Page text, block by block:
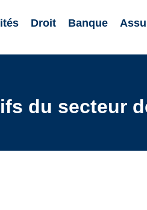
Droit Banque
du secteur